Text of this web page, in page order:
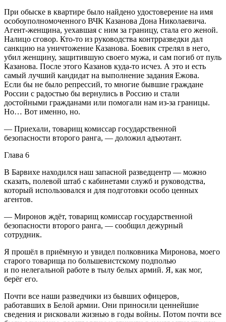
При обыске в квартире было найдено удостоверение на имя
особоуполномоченного ВЧК Казанова Дона Николаевича.
Агент-женщина, уехавшая с ним за границу, стала его женой.
Налицо сговор. Кто-то из руководства контрразведки дал
санкцию на уничтожение Казанова. Боевик стрелял в него,
убил женщину, защитившую своего мужа, и сам погиб от пуль
Казанова. После этого Казанов куда-то исчез. А это и есть
самый лучший кандидат на выполнение задания Ежова.
Если бы не было репрессий, то многие бывшие граждане
России с радостью бы вернулись в Россию и стали
достойными гражданами или помогали нам из-за границы.
Но… Вот именно, но.
— Приехали, товарищ комиссар государственной
безопасности второго ранга, — доложил адъютант.
Глава 6
В Барвихе находился наш запасной разведцентр — можно
сказать, полевой штаб с кабинетами служб и руководства,
который использовался и для подготовки особо ценных
агентов.
— Миронов ждёт, товарищ комиссар государственной
безопасности второго ранга, — сообщил дежурный
сотрудник.
Я прошёл в приёмную и увидел полковника Миронова, моего
старого товарища по большевистскому подполью
и по нелегальной работе в тылу белых армий. Я, как мог,
берёг его.
Почти все наши разведчики из бывших офицеров,
работавших в Белой армии. Они приносили ценнейшие
сведения и рисковали жизнью в годы войны. Потом почти все